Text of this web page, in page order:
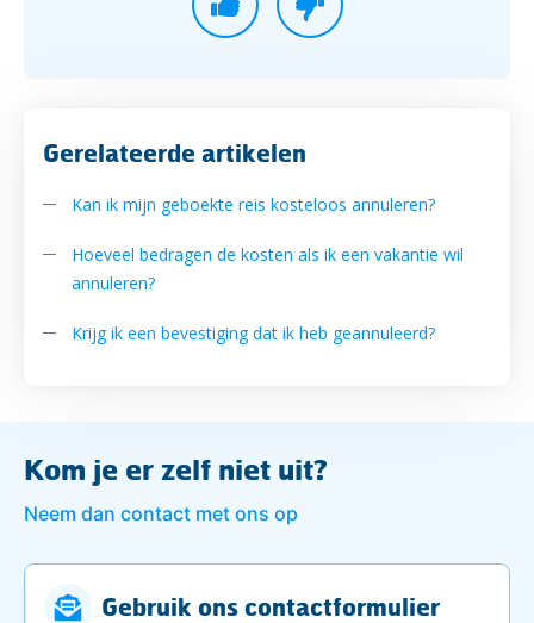
Gerelateerde artikelen
Kan ik mijn geboekte reis kosteloos annuleren?
Hoeveel bedragen de kosten als ik een vakantie wil
annuleren?
Krijg ik een bevestiging dat ik heb geannuleerd?
Kom je er zelf niet uit?
Neem dan contact met ons op
Gebruik ons contactformulier